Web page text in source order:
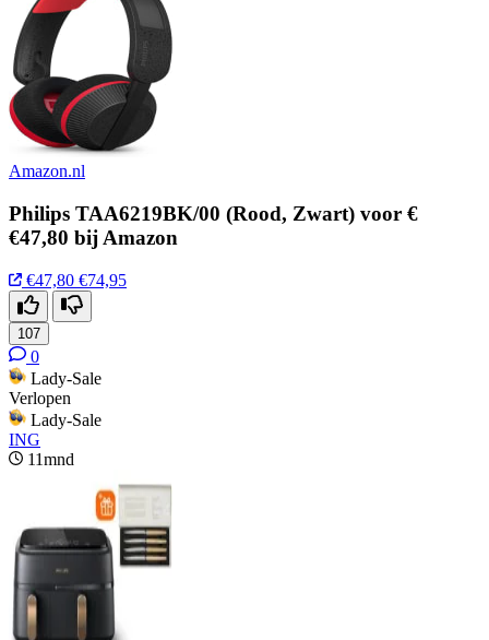
Amazon.nl
Philips TAA6219BK/00 (Rood, Zwart) voor €
€47,80 bij Amazon
€47,80 €74,95
107
0
Lady-Sale
Verlopen
Lady-Sale
ING
11mnd